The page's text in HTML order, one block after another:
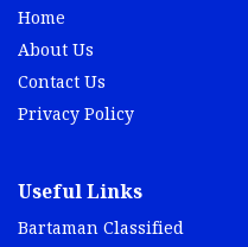
Home
About Us
Contact Us
Privacy Policy
Useful Links
Bartaman Classified